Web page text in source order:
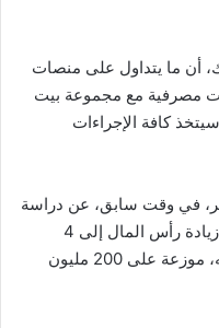
أن ما يتداول على منصات
مصرفية مع مجموعة بيت
كافة الإجراءات
في وقت سابق، عن دراسة
القيمة العادلة لسهم الشركة في ضوء زيادة رأس المال إلى 4
مليارات جنيه بزيادة قدرها 2 مليار جنيه، موزعة على 200 مليون